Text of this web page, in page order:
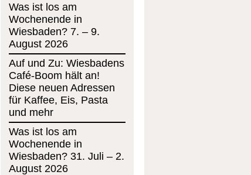
Was ist los am
Wochenende in
Wiesbaden? 7. – 9.
August 2026
Auf und Zu: Wiesbadens
Café-Boom hält an!
Diese neuen Adressen
für Kaffee, Eis, Pasta
und mehr
Was ist los am
Wochenende in
Wiesbaden? 31. Juli – 2.
August 2026